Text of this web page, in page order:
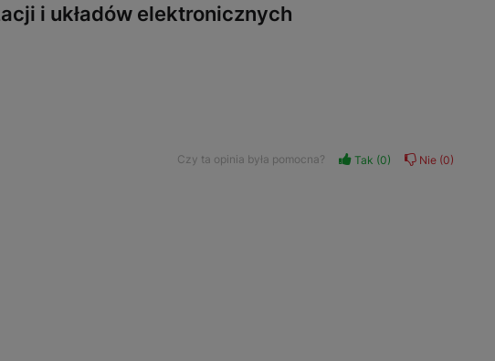
i układów elektronicznych
Czy ta opinia była pomocna? Tak 0 Nie 0